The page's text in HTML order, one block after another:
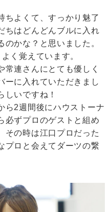
ちよくて、すっかり魅了
ちはどんどんブルに入れ
のかな？と思いました。
く覚えています。
常連さんにとても優しく
ーに入れていただきまし
しいですね！
ら2週間後にハウストーナ
必ずプロのゲストと組め
その時は江口プロだった
プロと会えてダーツの繋